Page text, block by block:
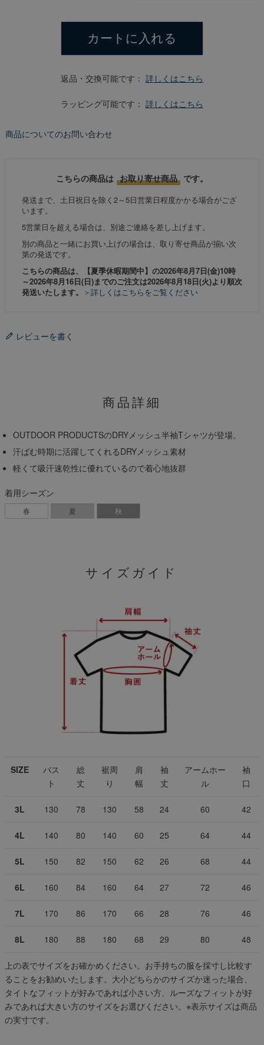
カートに入れる
返品・交換可能です： 詳しくはこちら
ラッピング可能です： 詳しくはこちら
商品についてのお問い合わせ
こちらの商品は お取り寄せ商品 です。
発送まで、土日祝日を除く2～5日営業日程度かかる場合がござ
います。
5営業日を超える場合は、別途ご連絡を差し上げます。
別の商品と一緒にお買い上げの場合は、取り寄せ商品が揃い次
第の発送です。
こちらの商品は、【夏季休暇期間中】の2026年8月7日(金)10時
～2026年8月16日(日)までのご注文は2026年8月18日(火)より順次
発送いたします。
＞詳しくはこちらをご覧ください
レビューを書く
商品詳細
OUTDOOR PRODUCTSのDRYメッシュ半袖Tシャツが登場。
汗ばむ時期に活躍してくれるDRYメッシュ素材
軽くて吸汗速乾性に優れているので着心地抜群
着用シーズン
春 夏 秋
サイズガイド
SIZE
バス
ト
総
丈
裾周
り
肩
幅
袖
丈
アームホー
ル
袖
口
3L 130 78 130 58 24 60 42
4L 140 80 140 60 25 64 44
5L 150 82 150 62 26 68 44
6L 160 84 160 64 27 72 46
7L 170 86 170 66 28 76 46
8L 180 88 180 68 29 80 48
上の表でサイズをお確かめください。お手持ちの服を採寸し比較す
ることをお勧めいたします。大小どちらかのサイズか迷った場合、
タイトなフィットが好みであれば小さい方、ルーズなフィットが好
みであれば大きい方のサイズをお選びください。 ※表示サイズは商品
の実寸です。